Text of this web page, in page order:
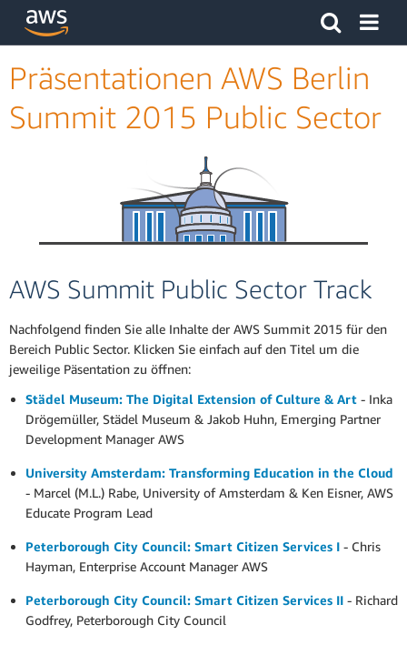
Klicken Sie hier, um zur Amazon Web Services-Startseite
Präsentationen AWS Berlin
Summit 2015 Public Sector
AWS Summit Public Sector Track
Nachfolgend finden Sie alle Inhalte der AWS Summit 2015 für den
Bereich Public Sector. Klicken Sie einfach auf den Titel um die
jeweilige Päsentation zu öffnen:
Städel Museum: The Digital Extension of Culture & Art - Inka
Drögemüller, Städel Museum & Jakob Huhn, Emerging Partner
Development Manager AWS
University Amsterdam: Transforming Education in the Cloud
- Marcel (M.L.) Rabe, University of Amsterdam & Ken Eisner, AWS
Educate Program Lead
Peterborough City Council: Smart Citizen Services I - Chris
Hayman, Enterprise Account Manager AWS
Peterborough City Council: Smart Citizen Services II - Richard
Godfrey, Peterborough City Council